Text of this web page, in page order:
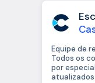
Equipe de
Todos os
por